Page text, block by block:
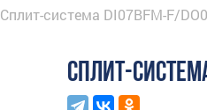
Сплит-система DI07BFM-F/
СПЛИТ-